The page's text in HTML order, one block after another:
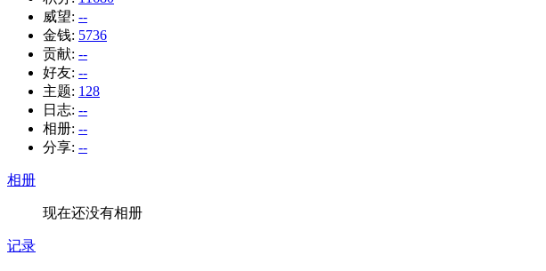
威望: --
金钱: 5736
贡献: --
好友: --
主题: 128
日志: --
相册: --
分享: --
相册
现在还没有相册
记录